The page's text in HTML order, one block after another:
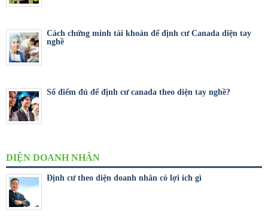
Cách chứng minh tài khoản để định cư Canada diện tay
nghề
Số điểm đủ để định cư canada theo diện tay nghề?
DIỆN DOANH NHÂN
Định cư theo diện doanh nhân có lợi ích gì